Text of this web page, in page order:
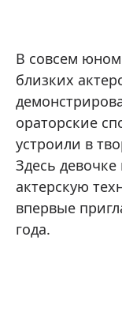
В совсем юном
близких
ораторские
устроили в
Здесь
актерскую
впервые
года.